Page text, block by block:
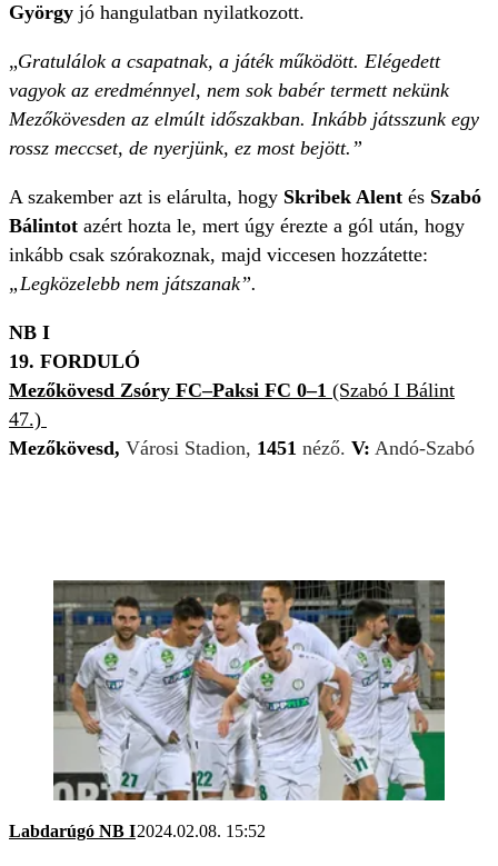
György jó hangulatban nyilatkozott.
„Gratulálok a csapatnak, a játék működött. Elégedett
vagyok az eredménnyel, nem sok babér termett nekünk
Mezőkövesden az elmúlt időszakban. Inkább játsszunk egy
rossz meccset, de nyerjünk, ez most bejött.”
A szakember azt is elárulta, hogy Skribek Alent és Szabó
Bálintot azért hozta le, mert úgy érezte a gól után, hogy
inkább csak szórakoznak, majd viccesen hozzátette:
„Legközelebb nem játszanak”.
NB I
19. FORDULÓ
Mezőkövesd Zsóry FC–Paksi FC 0–1 (Szabó I Bálint
47.)
Mezőkövesd, Városi Stadion, 1451 néző. V: Andó-Szabó
Labdarúgó NB I2024.02.08. 15:52